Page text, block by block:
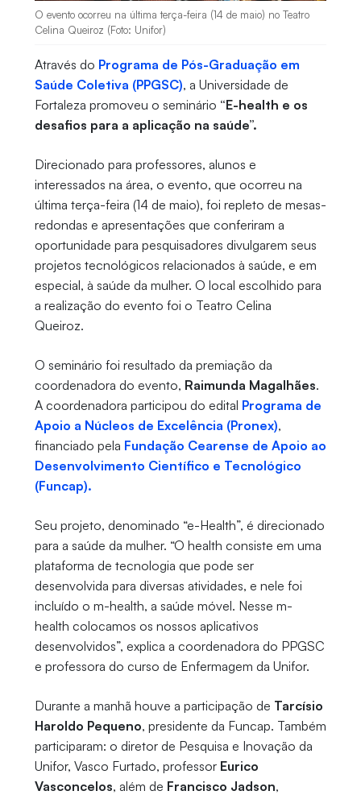
O evento ocorreu na última terça-feira (14 de maio) no Teatro
Celina Queiroz (Foto: Unifor)
Através do Programa de Pós-Graduação em
Saúde Coletiva (PPGSC), a Universidade de
Fortaleza promoveu o seminário “E-health e os
desafios para a aplicação na saúde”.
Direcionado para professores, alunos e
interessados na área, o evento, que ocorreu na
última terça-feira (14 de maio), foi repleto de mesas-
redondas e apresentações que conferiram a
oportunidade para pesquisadores divulgarem seus
projetos tecnológicos relacionados à saúde, e em
especial, à saúde da mulher. O local escolhido para
a realização do evento foi o Teatro Celina
Queiroz.
O seminário foi resultado da premiação da
coordenadora do evento, Raimunda Magalhães.
A coordenadora participou do edital Programa de
Apoio a Núcleos de Excelência (Pronex),
financiado pela Fundação Cearense de Apoio ao
Desenvolvimento Científico e Tecnológico
(Funcap).
Seu projeto, denominado “e-Health”, é direcionado
para a saúde da mulher. “O health consiste em uma
plataforma de tecnologia que pode ser
desenvolvida para diversas atividades, e nele foi
incluído o m-health, a saúde móvel. Nesse m-
health colocamos os nossos aplicativos
desenvolvidos”, explica a coordenadora do PPGSC
e professora do curso de Enfermagem da Unifor.
Durante a manhã houve a participação de Tarcísio
Haroldo Pequeno, presidente da Funcap. Também
participaram: o diretor de Pesquisa e Inovação da
Unifor, Vasco Furtado, professor Eurico
Vasconcelos, além de Francisco Jadson,